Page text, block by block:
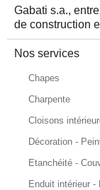
Gabati s.a.,
de construction
Nos services
Chapes
Charpente
Cloisons
Décoration -
Etanchéité -
Enduit intérieur -